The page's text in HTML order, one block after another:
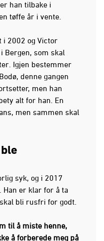
han tilbake i
tøffe år i vente.
2002 og Victor
Bergen, som skal
Igjen bestemmer
denne gangen
men han
alt for han. En
men sammen skal
syk, og i 2017
Han er klar for å ta
bli rusfri for godt.
til å miste henne,
å forberede meg på